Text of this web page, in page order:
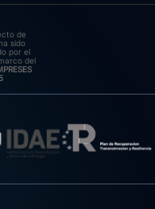
de
sido
por el
del